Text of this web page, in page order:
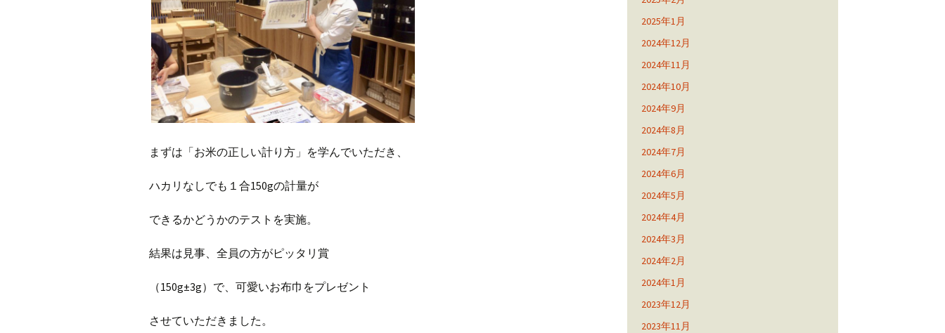
まずは「お米の正しい計り方」を学んでいただき、
ハカリなしでも１合150gの計量が
できるかどうかのテストを実施。
結果は見事、全員の方がピッタリ賞
（150g±3g）で、可愛いお布巾をプレゼント
させていただきました。
2025年1月
2024年12月
2024年11月
2024年10月
2024年9月
2024年8月
2024年7月
2024年6月
2024年5月
2024年4月
2024年3月
2024年2月
2024年1月
2023年12月
2023年11月